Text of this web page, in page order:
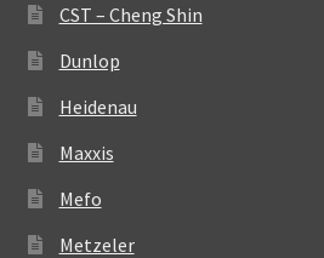
CST – Cheng Shin
Dunlop
Heidenau
Maxxis
Mefo
Metzeler